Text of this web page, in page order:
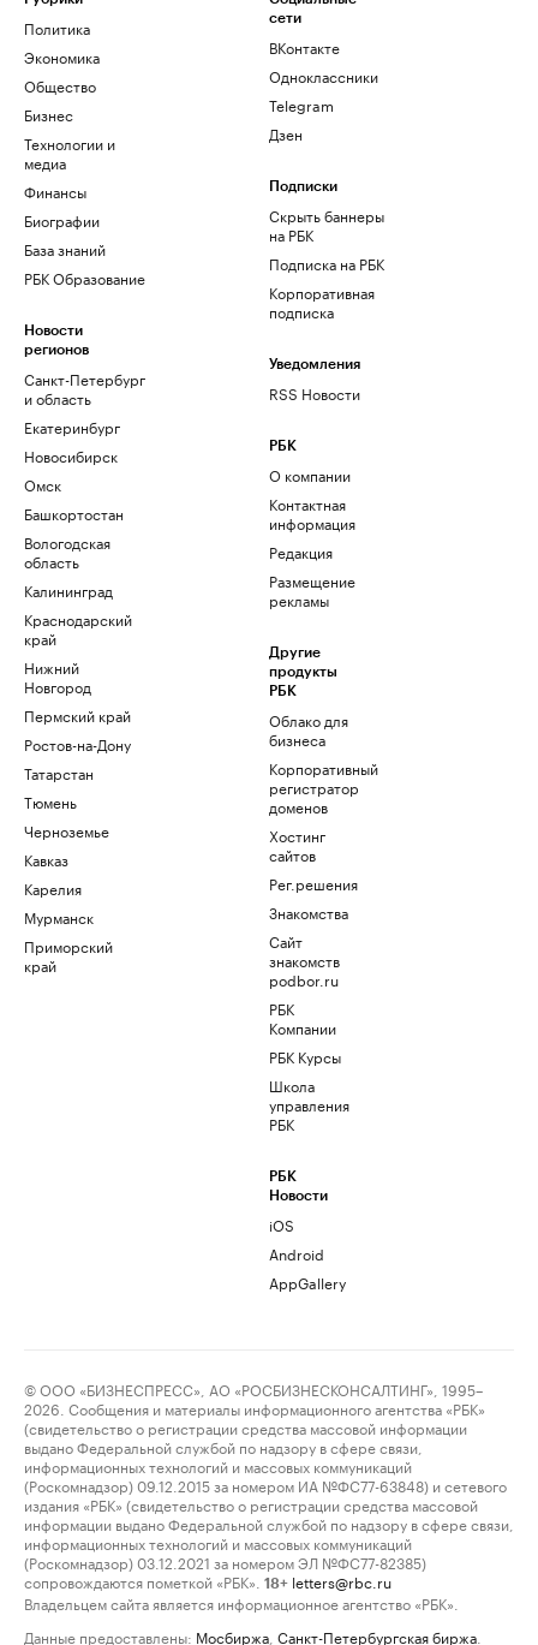
Политика
Экономика
Общество
Бизнес
Технологии и
медиа
Финансы
Биографии
База знаний
РБК Образование
Новости
регионов
Санкт-Петербург
и область
Екатеринбург
Новосибирск
Омск
Башкортостан
Вологодская
область
Калининград
Краснодарский
край
Нижний
Новгород
Пермский край
Ростов-на-Дону
Татарстан
Тюмень
Черноземье
Кавказ
Карелия
Мурманск
Приморский
край
сети
ВКонтакте
Одноклассники
Telegram
Дзен
Подписки
Скрыть баннеры
на РБК
Подписка на РБК
Корпоративная
подписка
Уведомления
RSS Новости
РБК
О компании
Контактная
информация
Редакция
Размещение
рекламы
Другие
продукты
РБК
Облако для
бизнеса
Корпоративный
регистратор
доменов
Хостинг
сайтов
Рег.решения
Знакомства
Сайт
знакомств
podbor.ru
РБК
Компании
РБК Курсы
Школа
управления
РБК
РБК
Новости
iOS
Android
AppGallery
© ООО «БИЗНЕСПРЕСС», АО «РОСБИЗНЕСКОНСАЛТИНГ», 1995–
2026. Сообщения и материалы информационного агентства «РБК»
(свидетельство о регистрации средства массовой информации
выдано Федеральной службой по надзору в сфере связи,
информационных технологий и массовых коммуникаций
(Роскомнадзор) 09.12.2015 за номером ИА №ФС77-63848) и сетевого
издания «РБК» (свидетельство о регистрации средства массовой
информации выдано Федеральной службой по надзору в сфере связи,
информационных технологий и массовых коммуникаций
(Роскомнадзор) 03.12.2021 за номером ЭЛ №ФС77-82385)
сопровождаются пометкой «РБК».
18+ letters@rbc.ru
Владельцем сайта является информационное агентство «РБК».
Данные предоставлены: Мосбиржа Санкт-Петербургская биржа